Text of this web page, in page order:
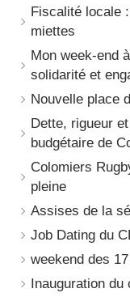
Fiscalité locale
miettes
Mon week-end
solidarité et
Nouvelle place
Dette, rigueur
budgétaire de
Colomiers
pleine
Assises de la
Job Dating du
weekend des
Inauguration du